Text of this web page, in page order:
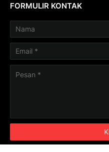
FORMULIR KONTAK